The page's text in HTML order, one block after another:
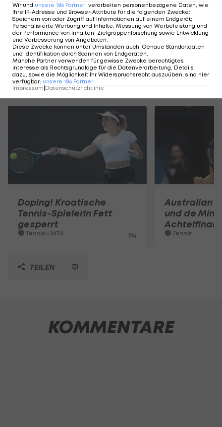
Erwartungshaltung wieder erfüllt zu haben. "Ich
weiß nicht, wie viele Jahre ich noch so
weitermachen kann, der Druck ist so groß, aber
ich liebe es."
Mehr zum Thema
Doping! Kroatische
Tennis-Spielerin Fett
gesperrt
Tennis - WTA 4
Australian
und de
Tennis
TEILEN
KOMMENTARE
Wir und unsere 186 Partner verarbeiten personenbezogene Daten, wie
Ihre IP-Adresse und Browser-Attribute für die folgenden Zwecke:
Speichern von oder Zugriff auf Informationen auf einem Endgerät;
Personalisierte Werbung und Inhalte, Messung von Werbeleistung und
der Performance von Inhalten, Zielgruppenforschung sowie Entwicklung
und Verbesserung von Angeboten
Diese Zwecke können unter Umständen auch: Genaue Standortdaten
und Identifikation durch Scannen von Endgeräten
Manche Partner verwenden für gewisse Zwecke berechtigtes
Interesse als Rechtsgrundlage für die Datenverarbeitung. Details
dazu, sowie die Möglichkeit Ihr Widerspruchsrecht auszuüben, sind hier
verfügbar: unsere 186 Partner
Impressum|Datenschutzrichtlinie